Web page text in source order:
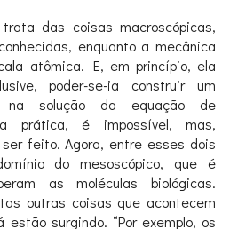
das coisas macroscópicas,
enquanto a mecânica
atômica. E, em princípio, ela
poder-se-ia construir um
na solução da equação de
prática, é impossível, mas,
feito. Agora, entre esses dois
do mesoscópico, que é
as moléculas biológicas.
outras coisas que acontecem
surgindo. “Por exemplo, os